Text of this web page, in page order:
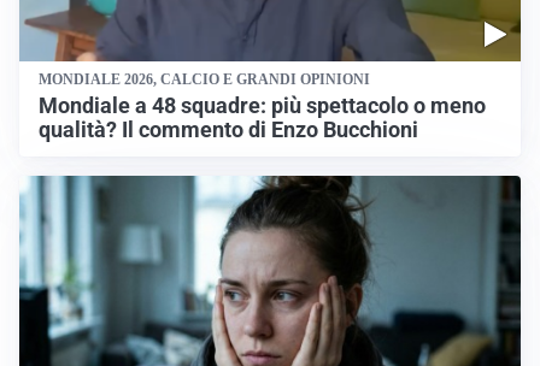
MONDIALE 2026, CALCIO E GRANDI OPINIONI
Mondiale a 48 squadre: più spettacolo o meno
qualità? Il commento di Enzo Bucchioni